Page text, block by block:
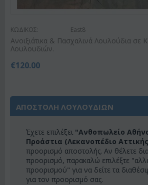
ΚΩΔΙΚΟΣ: East8
Ανοιξιάτικα & Πασχαλινά Λουλούδια σε
Λουλουδιών.
€120.00
ΑΠΟΣΤΟΛΗ ΛΟΥΛΟΥΔΙΩΝ
Έχετε επιλέξει "Ανθοπωλείο
Προάστια (Λεκανοπέδιο
προορισμό αποστολής. Αν θέλετε
προορισμό, παρακαλώ επιλέξτε
προορισμού" για να δείτε τα
για τον προορισμό σας.